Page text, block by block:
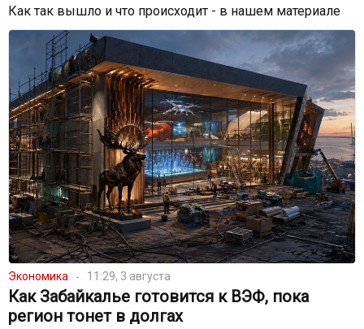
Как так вышло и что происходит - в нашем материале
Экономика 11:29, 3 августа
Как Забайкалье готовится к ВЭФ, пока
регион тонет в долгах